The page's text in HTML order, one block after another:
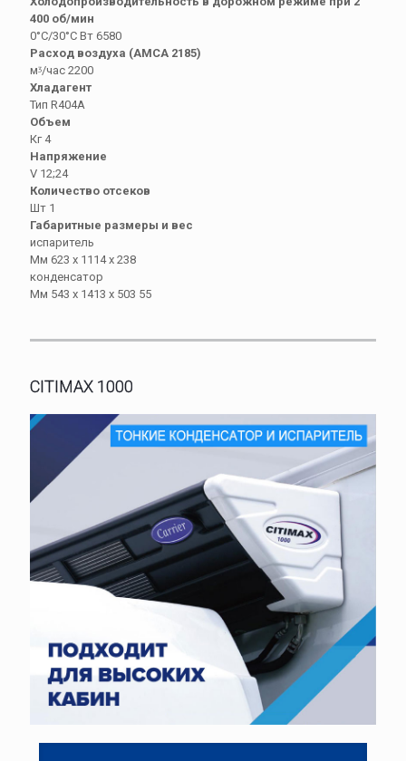
400 об/мин
0°С/30°C Вт 6580
Расход воздуха (АМСА 2185)
мᶾ/час 2200
Хладагент
Тип R404A
Объем
Кг 4
Напряжение
V 12;24
Количество отсеков
Шт 1
Габаритные размеры и вес
испаритель
Мм 623 х 1114 x 238
конденсатор
Мм 543 х 1413 х 503 55
CITIMAX 1000